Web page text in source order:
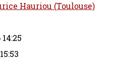
Hauriou (Toulouse)